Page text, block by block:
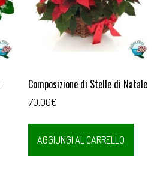
Composizione di Stelle di Natale
70,00€
AGGIUNGI AL CARRELLO